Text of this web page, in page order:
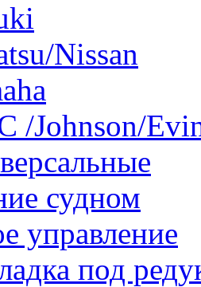
Nissan
Johnson/
судном
управление
под